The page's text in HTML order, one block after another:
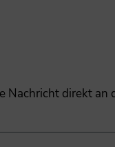
Nachricht direkt an